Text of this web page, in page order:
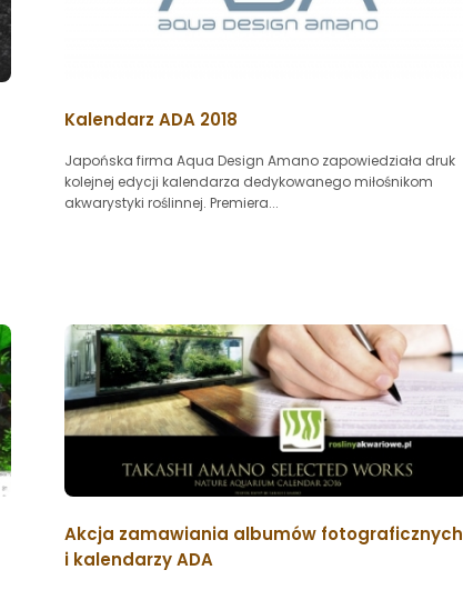
Kalendarz ADA 2018
Japońska firma Aqua Design Amano zapowiedziała druk
kolejnej edycji kalendarza dedykowanego miłośnikom
akwarystyki roślinnej. Premiera...
Akcja zamawiania albumów fotograficznych
i kalendarzy ADA